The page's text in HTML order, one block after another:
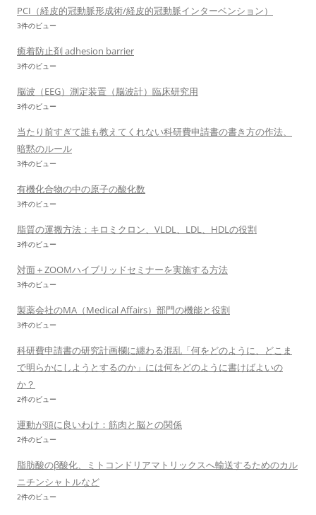
PCI（経皮的冠動脈形成術/経皮的冠動脈インターベンション）
3件のビュー
癒着防止剤 adhesion barrier
3件のビュー
脳波（EEG）測定装置（脳波計）臨床研究用
3件のビュー
当たり前すぎて誰も教えてくれない科研費申請書の書き方の作法、
暗黙のルール
3件のビュー
有機化合物の中の原子の酸化数
3件のビュー
脂質の運搬方法：キロミクロン、VLDL、LDL、HDLの役割
3件のビュー
対面＋ZOOMハイブリッドセミナーを実施する方法
3件のビュー
製薬会社のMA（Medical Affairs）部門の機能と役割
3件のビュー
科研費申請書の研究計画欄に纏わる混乱「何をどのように、どこま
で明らかにしようとするのか」には何をどのように書けばよいの
か？
2件のビュー
運動が頭に良いわけ：筋肉と脳との関係
2件のビュー
脂肪酸のβ酸化、ミトコンドリアマトリックスへ輸送するためのカル
ニチンシャトルなど
2件のビュー